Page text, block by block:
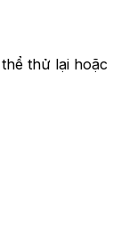
thử lại hoặc